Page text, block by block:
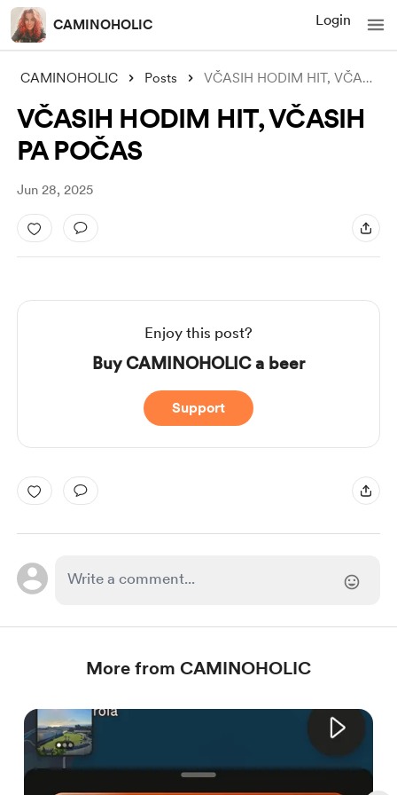
CAMINOHOLIC Login
CAMINOHOLIC Posts VČASIH HODIM HIT, VČASIH PA POČAS
VČASIH HODIM HIT, VČASIH
PA POČAS
Jun 28, 2025
Enjoy this post?
Buy CAMINOHOLIC a beer
Support
More from CAMINOHOLIC